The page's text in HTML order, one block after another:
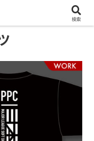
検索